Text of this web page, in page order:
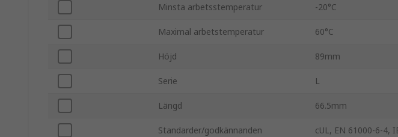
Minsta arbetsstemperatur -20°C
Maximal arbetstemperatur 60°C
Höjd 89mm
Serie L
Längd 66.5mm
Standarder/godkännanden cUL, EN 61000-6-4,